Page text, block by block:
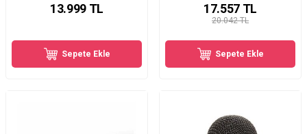
13.999TL
Sepete Ekle
20.042 TL
17.557TL
Sepete Ekle